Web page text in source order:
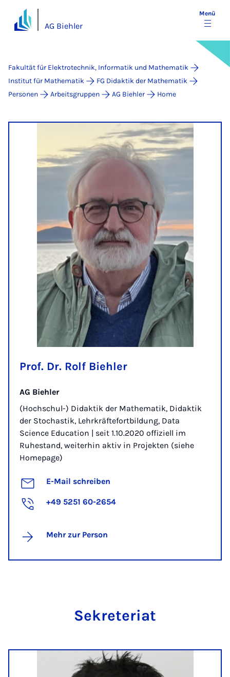
AG Biehler
Menü
Fakultät für Elektrotechnik, Informatik und Mathematik
Institut für Mathematik
FG Didaktik der Mathematik
Personen
Arbeitsgruppen AG Biehler Home
Prof. Dr. Rolf Biehler
AG Biehler
(Hochschul-) Didaktik der Mathematik, Didaktik
der Stochastik, Lehrkräftefortbildung, Data
Science Education | seit 1.10.2020 offiziell im
Ruhestand, weiterhin aktiv in Projekten (siehe
Homepage)
E-Mail schreiben
+49 5251 60-2654
Mehr zur Person
Se­kre­ter­i­at